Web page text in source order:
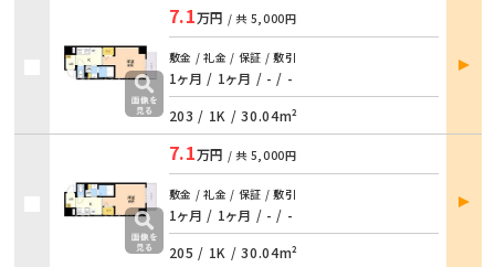
7.1万円 / 共 5,000円
敷金 / 礼金 / 保証 / 敷引
1ヶ月 / 1ヶ月 / - / -
203 / 1K /30.04m²
部屋
詳細
7.1万円 / 共 5,000円
敷金 / 礼金 / 保証 / 敷引
1ヶ月 / 1ヶ月 / - / -
205 / 1K /30.04m²
部屋
詳細